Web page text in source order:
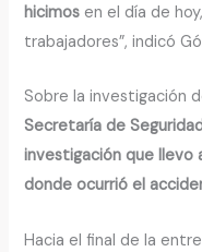
hicimos en el día de
trabajadores”, indicó
Sobre la investigación
Secretaría de
investigación que llevo
donde ocurrió el
Hacia el final de la